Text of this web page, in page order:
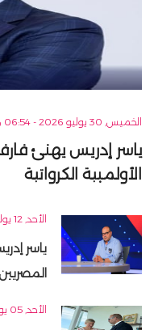
الخميس, 30 يوليو 2026 - 06:54 م
ياسر إدريس يهنئ
الأولمبية الكرواتية
الأحد, 12 يوليو 2026 - 12:47 ص
ياسر
الأحد, 05 يوليو 2026 - 11:04 م